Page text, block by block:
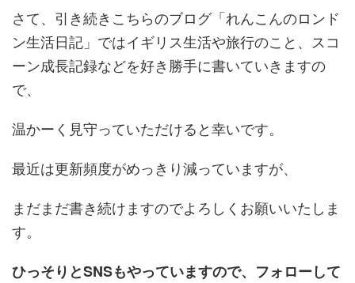
さて、引き続きこちらのブログ「れんこんのロンド
ン生活日記」ではイギリス生活や旅行のこと、スコ
ーン成長記録などを好き勝手に書いていきますの
で、
温かーく見守っていただけると幸いです。
最近は更新頻度がめっきり減っていますが、
まだまだ書き続けますのでよろしくお願いいたしま
す。
ひっそりとSNSもやっていますので、フォローして